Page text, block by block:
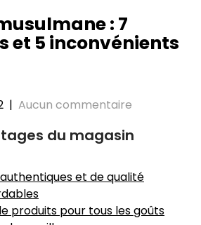
: 7
et 5 inconvénients
| Aucun commentaire
du magasin
et de qualité
produits pour tous les goûts